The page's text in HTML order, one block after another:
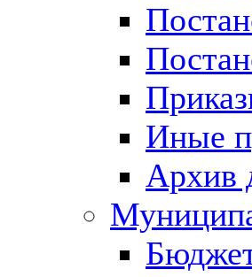
Иные
Архив